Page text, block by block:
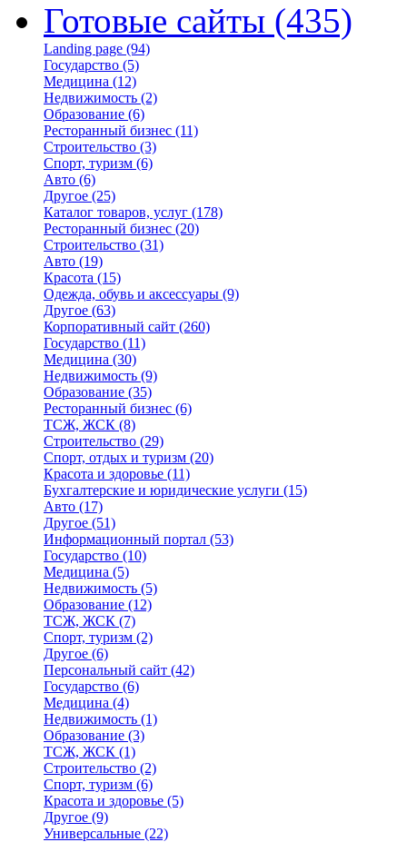
Готовые сайты (435)
Landing page (94)
Государство (5)
Медицина (12)
Недвижимость (2)
Образование (6)
Ресторанный бизнес (11)
Строительство (3)
Спорт, туризм (6)
Авто (6)
Другое (25)
Каталог товаров, услуг (178)
Ресторанный бизнес (20)
Строительство (31)
Авто (19)
Красота (15)
Одежда, обувь и аксессуары (9)
Другое (63)
Корпоративный сайт (260)
Государство (11)
Медицина (30)
Недвижимость (9)
Образование (35)
Ресторанный бизнес (6)
ТСЖ, ЖСК (8)
Строительство (29)
Спорт, отдых и туризм (20)
Красота и здоровье (11)
Бухгалтерские и юридические услуги (15)
Авто (17)
Другое (51)
Информационный портал (53)
Государство (10)
Медицина (5)
Недвижимость (5)
Образование (12)
ТСЖ, ЖСК (7)
Спорт, туризм (2)
Другое (6)
Персональный сайт (42)
Государство (6)
Медицина (4)
Недвижимость (1)
Образование (3)
ТСЖ, ЖСК (1)
Строительство (2)
Спорт, туризм (6)
Красота и здоровье (5)
Другое (9)
Универсальные (22)